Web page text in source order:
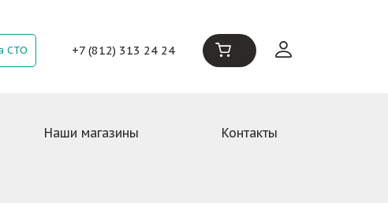
СТО +7 (812) 313 24 24
Наши магазины Контакты